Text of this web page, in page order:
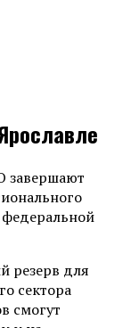
завершают
федеральной
резерв для
сектора
смогут